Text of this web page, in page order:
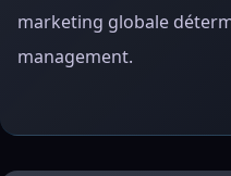
marketing globale
management.